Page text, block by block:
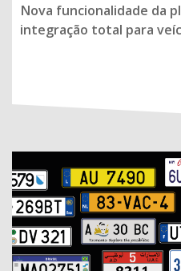
Nova funcionalidade da
integração total para